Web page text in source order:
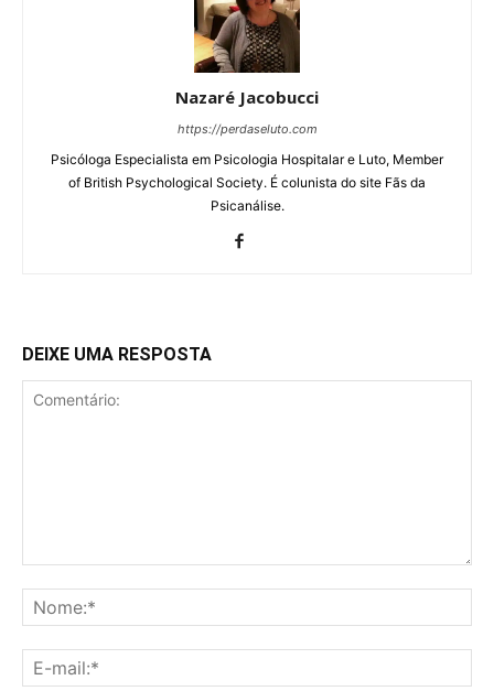
Nazaré Jacobucci
https://perdaseluto.com
Psicóloga Especialista em Psicologia Hospitalar e Luto, Member
of British Psychological Society. É colunista do site Fãs da
Psicanálise.
DEIXE UMA RESPOSTA